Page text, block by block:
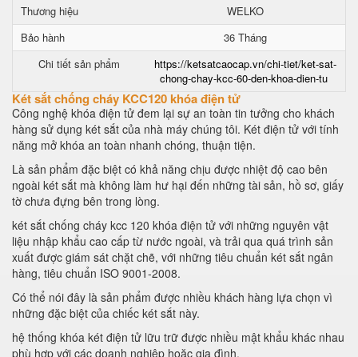
Thương hiệu
WELKO
Bảo hành
36 Tháng
Chi tiết sản phẩm
https://ketsatcaocap.vn/chi-tiet/ket-sat-
chong-chay-kcc-60-den-khoa-dien-tu
Két sắt chống cháy KCC120 khóa điện tử
Công nghệ khóa điện tử đem lại sự an toàn tin tưởng cho khách
hàng sử dụng két sắt của nhà máy chúng tôi. Két điện tử với tính
năng mở khóa an toàn nhanh chóng, thuận tiện.
Là sản phẩm đặc biệt có khả năng chịu được nhiệt độ cao bên
ngoài két sắt mà không làm hư hại đến những tài sản, hồ sơ, giấy
tờ chưa đựng bên trong lòng.
két sắt chống cháy kcc 120 khóa điện tử với những nguyên vật
liệu nhập khẩu cao cấp từ nước ngoài, và trải qua quá trình sản
xuất được giám sát chặt chẽ, với những tiêu chuẩn két sắt ngân
hàng, tiêu chuẩn ISO 9001-2008.
Có thể nói đây là sản phẩm được nhiều khách hàng lựa chọn vì
những đặc biệt của chiếc két sắt này.
hệ thống khóa két điện tử lữu trữ được nhiều mật khẩu khác nhau
phù hợp với các doanh nghiệp hoặc gia đình.